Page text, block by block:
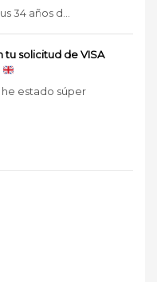
34 años d...
tu solicitud de VISA
he estado súper